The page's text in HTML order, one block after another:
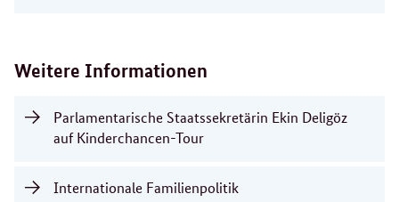
Weitere Informationen
Parlamentarische Staatssekretärin Ekin Deligöz
auf Kinderchancen-Tour
Internationale Familienpolitik